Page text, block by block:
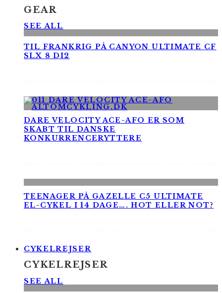
GEAR
SEE ALL
TIL FRANKRIG PÅ CANYON ULTIMATE CF
SLX 8 DI2
DARE VELOCITY ACE-AFO ER SOM
SKABT TIL DANSKE
KONKURRENCERYTTERE
TEENAGER PÅ GAZELLE C5 ULTIMATE
EL-CYKEL I 14 DAGE…. HOT ELLER NOT?
CYKELREJSER
CYKELREJSER
SEE ALL